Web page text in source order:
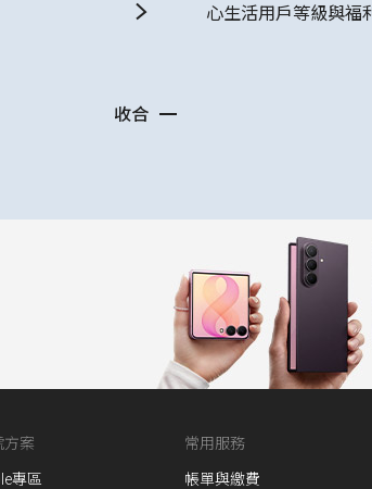
心生活用戶等級與福
收合
方案
專區
常用服務
帳單與繳費